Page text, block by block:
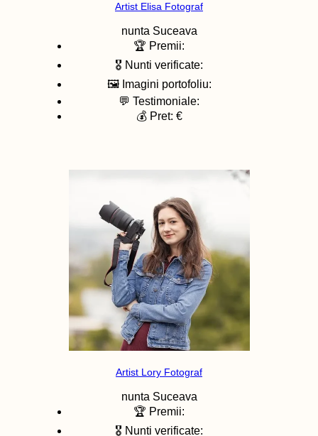
Artist Elisa Fotograf
nunta Suceava
🏆 Premii:
🎖️ Nunti verificate:
🖼️ Imagini portofoliu:
💬 Testimoniale:
💰 Pret: €
Artist Lory Fotograf
nunta Suceava
🏆 Premii:
🎖️ Nunti verificate: